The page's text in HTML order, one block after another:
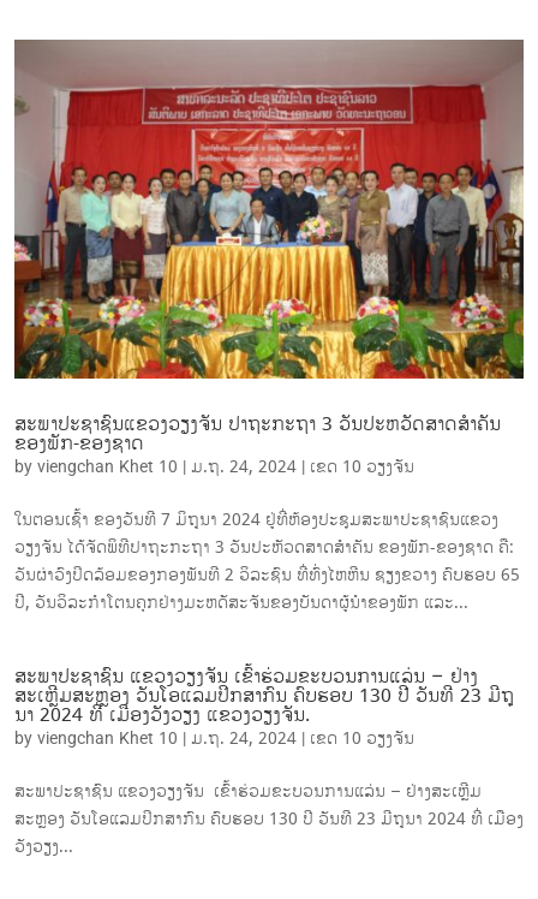
ສະພາປະຊາຊົນແຂວງວຽງຈັນ ປາຖະກະຖາ 3 ວັນປະຫວັດສາດສໍາຄັນ
ຂອງພັກ-ຂອງຊາດ
by viengchan Khet 10 | ມ.ຖ. 24, 2024 | ເຂດ 10 ວຽງຈັນ
ໃນຕອນເຊົ້າ ຂອງວັນທີ 7 ມິຖຸນາ 2024 ຢູ່ທີ່ຫ້ອງປະຊຸມສະພາປະຊາຊົນແຂວງ
ວຽງຈັນ ໄດ້ຈັດພິທີປາຖະກະຖາ 3 ວັນປະຫັວດສາດສໍາຄັນ ຂອງພັກ-ຂອງຊາດ ຄື:
ວັນຜ່າວົງປິດລ້ອມຂອງກອງພັນທີ 2 ວິລະຊົນ ທີ່ທົ່ງໄຫຫີນ ຊຽງຂວາງ ຄົບຮອບ 65
ປີ, ວັນວິລະກໍາໂຕນຄຸກຢ່າງມະຫດັສະຈັນຂອງບັນດາຜູ້ນໍາຂອງພັກ ແລະ...
ສະພາປະຊາຊົນ ແຂວງວຽງຈັນ ເຂົ້າຮ່ວມຂະບວນການແລ່ນ – ຢ່າງ
ສະເຫຼີມສະຫຼອງ ວັນໂອແລມປິກສາກົນ ຄົບຮອບ 130 ປີ ວັນທີ 23 ມີຖຸ
ນາ 2024 ທີ່ ເມືອງວັງວຽງ ແຂວງວຽງຈັນ.
by viengchan Khet 10 | ມ.ຖ. 24, 2024 | ເຂດ 10 ວຽງຈັນ
ສະພາປະຊາຊົນ ແຂວງວຽງຈັນ ເຂົ້າຮ່ວມຂະບວນການແລ່ນ – ຢ່າງສະເຫຼີມ
ສະຫຼອງ ວັນໂອແລມປິກສາກົນ ຄົບຮອບ 130 ປີ ວັນທີ 23 ມີຖຸນາ 2024 ທີ່ ເມືອງ
ວັງວຽງ...